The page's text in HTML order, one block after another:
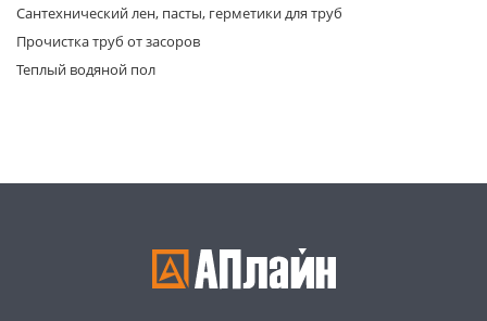
Сантехнический лен, пасты, герметики для труб
Прочистка труб от засоров
Теплый водяной пол